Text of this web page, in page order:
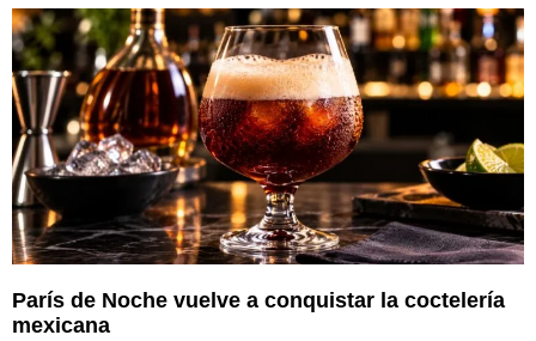
París de Noche vuelve a conquistar la coctelería
mexicana